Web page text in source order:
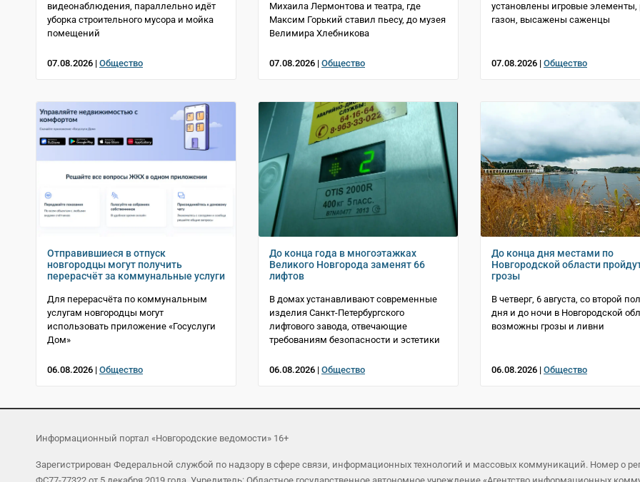
видеонаблюдения, параллельно идёт
уборка строительного мусора и мойка
помещений
07.08.2026 | Общество
Михаила Лермонтова и театра, где
Максим Горький ставил пьесу, до музея
Велимира Хлебникова
07.08.2026 | Общество
установлены игровые элементы,
газон, высажены саженцы
07.08.2026 | Общество
Отправившиеся в отпуск
новгородцы могут получить
перерасчёт за коммунальные услуги
Для перерасчёта по коммунальным
услугам новгородцы могут
использовать приложение «Госуслуги
Дом»
06.08.2026 | Общество
До конца года в многоэтажках
Великого Новгорода заменят 66
лифтов
В домах устанавливают современные
изделия Санкт-Петербургского
лифтового завода, отвечающие
требованиям безопасности и эстетики
06.08.2026 | Общество
До конца дня местами по
Новгородской области
грозы
В четверг, 6 августа, со второй
дня и до ночи в Новгородской
возможны грозы и ливни
06.08.2026 | Общество
Информационный портал «Новгородские ведомости» 16+
Зарегистрирован Федеральной службой по надзору в сфере связи, информационных технологий и массовых коммуникаций. Номер о